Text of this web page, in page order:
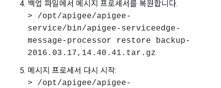
백업 파일에서 메시지 프로세서를 복원합니다.
> /opt/apigee/apigee-
service/bin/apigee-serviceedge-
message-processor restore backup-
2016.03.17,14.40.41.tar.gz
메시지 프로세서 다시 시작:
> /opt/apigee/apigee-